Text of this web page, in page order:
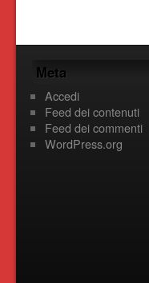
Meta
Accedi
Feed dei contenuti
Feed dei commenti
WordPress.org